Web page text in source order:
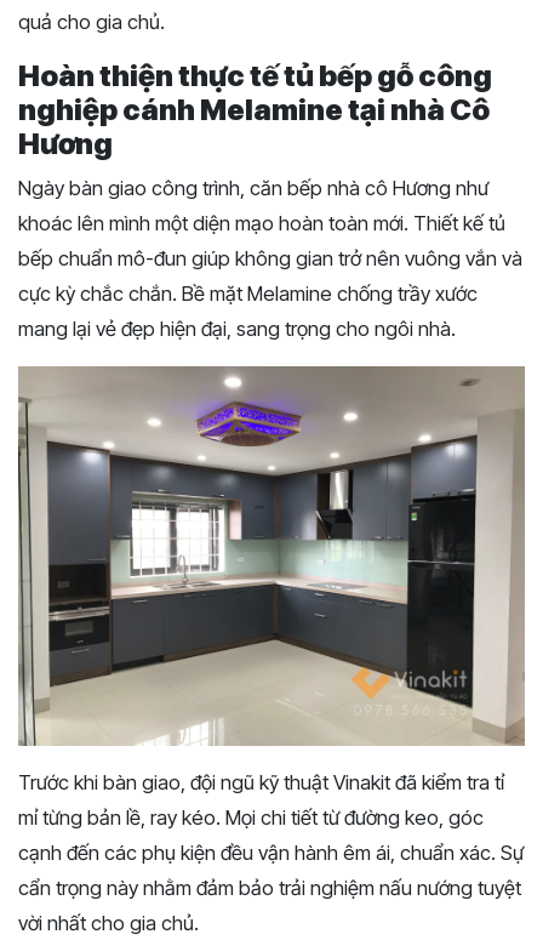
quả cho gia chủ.
Hoàn thiện thực tế tủ bếp gỗ công
nghiệp cánh Melamine tại nhà Cô
Hương
Ngày bàn giao công trình, căn bếp nhà cô Hương như
khoác lên mình một diện mạo hoàn toàn mới. Thiết kế tủ
bếp chuẩn mô-đun giúp không gian trở nên vuông vắn và
cực kỳ chắc chắn. Bề mặt Melamine chống trầy xước
mang lại vẻ đẹp hiện đại, sang trọng cho ngôi nhà.
Trước khi bàn giao, đội ngũ kỹ thuật Vinakit đã kiểm tra tỉ
mỉ từng bản lề, ray kéo. Mọi chi tiết từ đường keo, góc
cạnh đến các phụ kiện đều vận hành êm ái, chuẩn xác. Sự
cẩn trọng này nhằm đảm bảo trải nghiệm nấu nướng tuyệt
vời nhất cho gia chủ.